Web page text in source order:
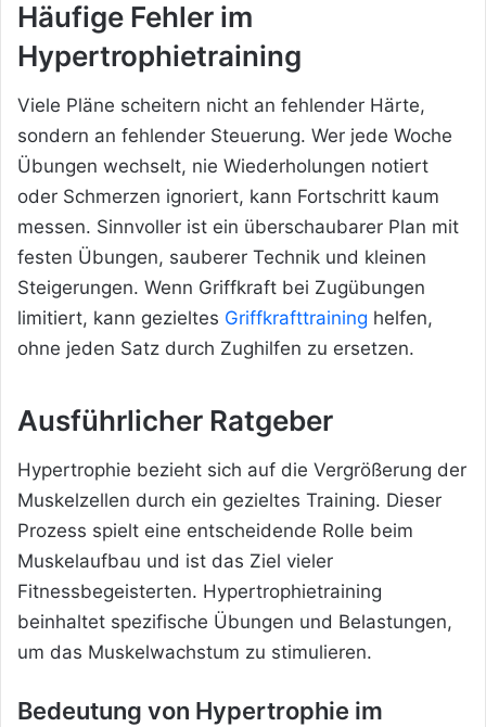
Häufige Fehler im
Hypertrophietraining
Viele Pläne scheitern nicht an fehlender Härte,
sondern an fehlender Steuerung. Wer jede Woche
Übungen wechselt, nie Wiederholungen notiert
oder Schmerzen ignoriert, kann Fortschritt kaum
messen. Sinnvoller ist ein überschaubarer Plan mit
festen Übungen, sauberer Technik und kleinen
Steigerungen. Wenn Griffkraft bei Zugübungen
limitiert, kann gezieltes Griffkrafttraining helfen,
ohne jeden Satz durch Zughilfen zu ersetzen.
Ausführlicher Ratgeber
Hypertrophie bezieht sich auf die Vergrößerung der
Muskelzellen durch ein gezieltes Training. Dieser
Prozess spielt eine entscheidende Rolle beim
Muskelaufbau und ist das Ziel vieler
Fitnessbegeisterten. Hypertrophietraining
beinhaltet spezifische Übungen und Belastungen,
um das Muskelwachstum zu stimulieren.
Bedeutung von Hypertrophie im